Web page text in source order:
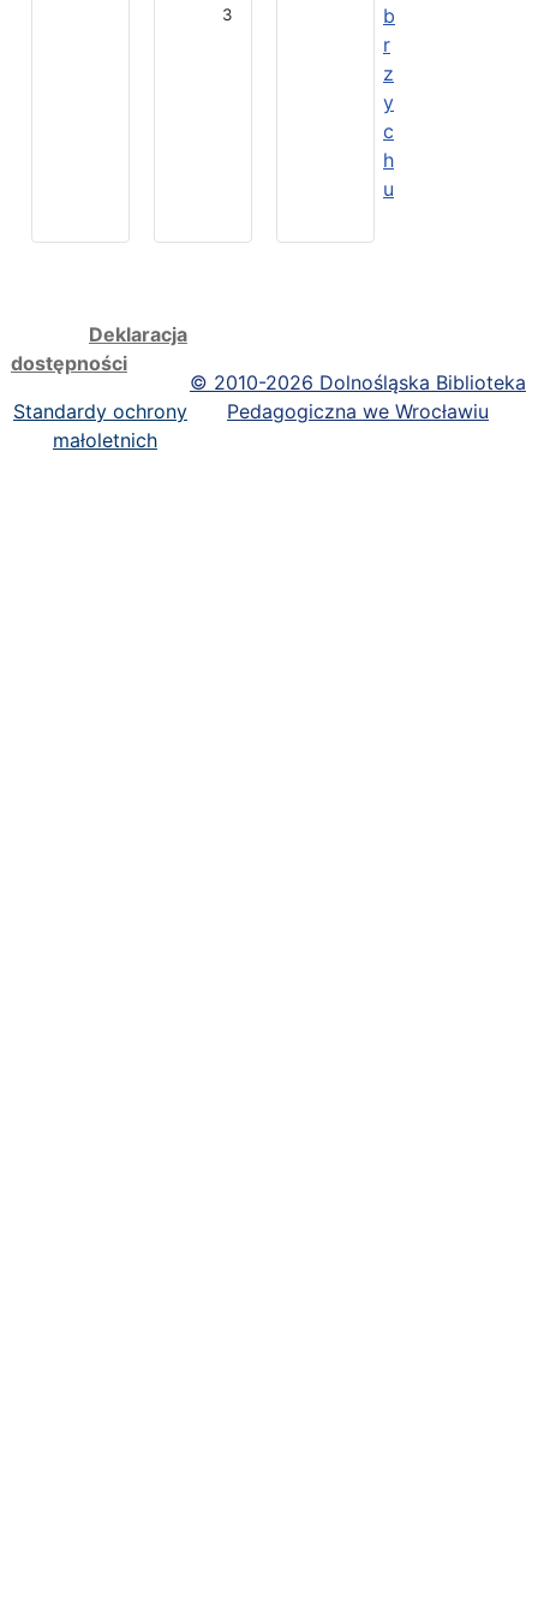
3
b
r
z
y
c
h
u
Deklaracja
dostępności
Standardy ochrony
małoletnich
© 2010-2026 Dolnośląska Biblioteka
Pedagogiczna we Wrocławiu